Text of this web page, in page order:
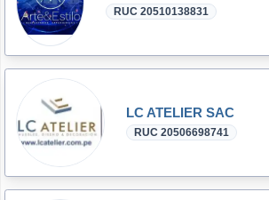
RUC 20510138831
LC ATELIER SAC
RUC 20506698741